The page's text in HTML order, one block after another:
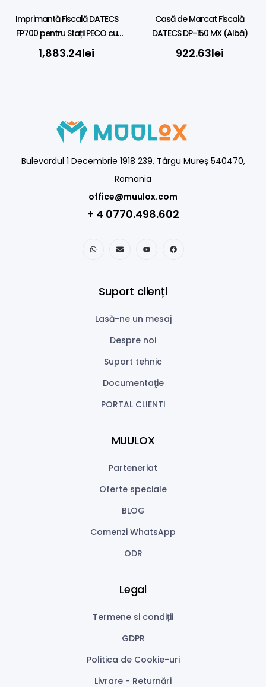
Imprimantă Fiscală DATECS
FP700 pentru Stații PECO cu
Petrosol
1,883.24lei
Casă de Marcat Fiscală
DATECS DP-150 MX (Albă)
922.63lei
Bulevardul 1 Decembrie 1918 239, Târgu Mureș 540470,
Romania
office@muulox.com
+ 4 0770.498.602
Suport clienți
Lasă-ne un mesaj
Despre noi
Suport tehnic
Documentaţie
PORTAL CLIENTI
MUULOX
Parteneriat
Oferte speciale
BLOG
Comenzi WhatsApp
ODR
Legal
Termene si condiții
GDPR
Politica de Cookie-uri
Livrare - Returnări